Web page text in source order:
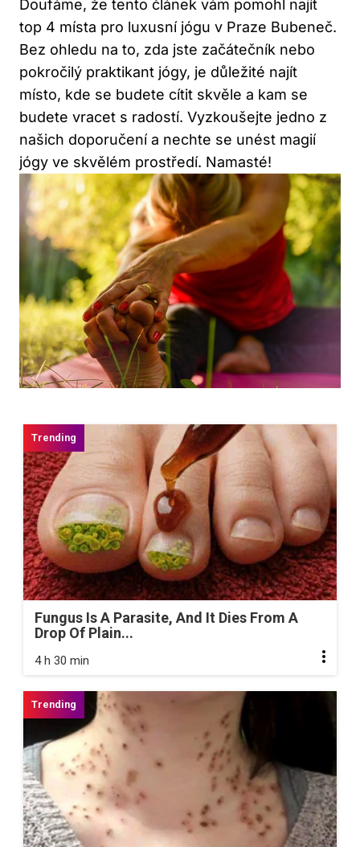
Doufáme, že tento článek vám pomohl najít
top 4 místa pro luxusní jógu v Praze Bubeneč.
Bez ohledu na to, zda jste začátečník nebo
pokročilý praktikant jógy, je důležité najít
místo, kde se budete cítit skvěle a kam se
budete vracet s radostí. Vyzkoušejte jedno z
našich doporučení a nechte se unést magií
jógy ve skvělém prostředí. Namasté!
Fungus Is A Parasite, And It Dies From A
Drop Of Plain...
4 h 30 min